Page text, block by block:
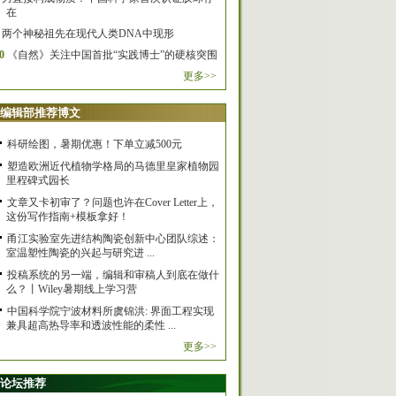
在
两个神秘祖先在现代人类DNA中现形
《自然》关注中国首批“实践博士”的硬核突围
更多>>
编辑部推荐博文
科研绘图，暑期优惠！下单立减500元
塑造欧洲近代植物学格局的马德里皇家植物园
里程碑式园长
文章又卡初审了？问题也许在Cover Letter上，
这份写作指南+模板拿好！
甬江实验室先进结构陶瓷创新中心团队综述：
室温塑性陶瓷的兴起与研究进 ...
投稿系统的另一端，编辑和审稿人到底在做什
么？丨Wiley暑期线上学习营
中国科学院宁波材料所虞锦洪: 界面工程实现
兼具超高热导率和透波性能的柔性 ...
更多>>
论坛推荐